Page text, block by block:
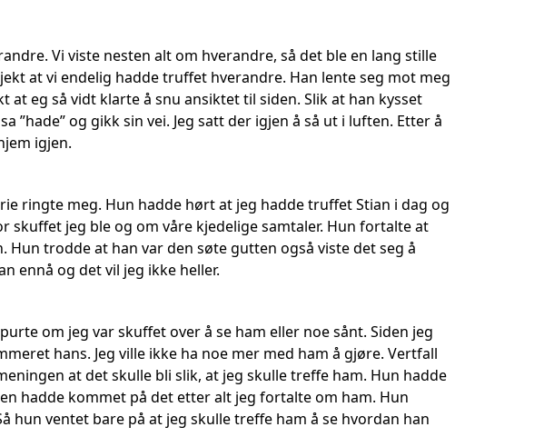
Vi viste nesten alt om hverandre, så det ble en lang stille
at vi endelig hadde truffet hverandre. Han lente seg mot meg
at eg så vidt klarte å snu ansiktet til siden. Slik at han kysset
og gikk sin vei. Jeg satt der igjen å så ut i luften. Etter å
igjen.
ringte meg. Hun hadde hørt at jeg hadde truffet Stian i dag og
skuffet jeg ble og om våre kjedelige samtaler. Hun fortalte at
trodde at han var den søte gutten også viste det seg å
ennå og det vil jeg ikke heller.
om jeg var skuffet over å se ham eller noe sånt. Siden jeg
hans. Jeg ville ikke ha noe mer med ham å gjøre. Vertfall
at det skulle bli slik, at jeg skulle treffe ham. Hun hadde
hadde kommet på det etter alt jeg fortalte om ham. Hun
hun ventet bare på at jeg skulle treffe ham å se hvordan han